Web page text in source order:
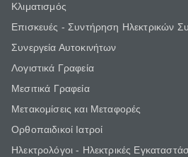
Κλιματισμός
Επισκευές - Συντήρηση Ηλεκτρικών
Συνεργεία Αυτοκινήτων
Λογιστικά Γραφεία
Μεσιτικά Γραφεία
Μετακομίσεις και Μεταφορές
Ορθοπαιδικοί Ιατροί
Ηλεκτρολόγοι - Ηλεκτρικές